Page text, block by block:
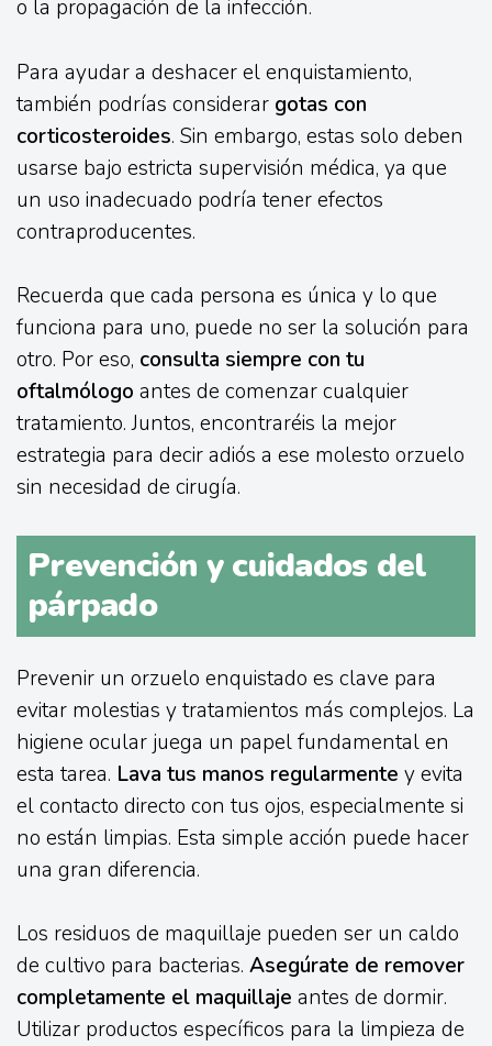
o la propagación de la infección.
Para ayudar a deshacer el enquistamiento,
también podrías considerar gotas con
corticosteroides. Sin embargo, estas solo deben
usarse bajo estricta supervisión médica, ya que
un uso inadecuado podría tener efectos
contraproducentes.
Recuerda que cada persona es única y lo que
funciona para uno, puede no ser la solución para
otro. Por eso, consulta siempre con tu
oftalmólogo antes de comenzar cualquier
tratamiento. Juntos, encontraréis la mejor
estrategia para decir adiós a ese molesto orzuelo
sin necesidad de cirugía.
Prevención y cuidados del
párpado
Prevenir un orzuelo enquistado es clave para
evitar molestias y tratamientos más complejos. La
higiene ocular juega un papel fundamental en
esta tarea. Lava tus manos regularmente y evita
el contacto directo con tus ojos, especialmente si
no están limpias. Esta simple acción puede hacer
una gran diferencia.
Los residuos de maquillaje pueden ser un caldo
de cultivo para bacterias. Asegúrate de remover
completamente el maquillaje antes de dormir.
Utilizar productos específicos para la limpieza de